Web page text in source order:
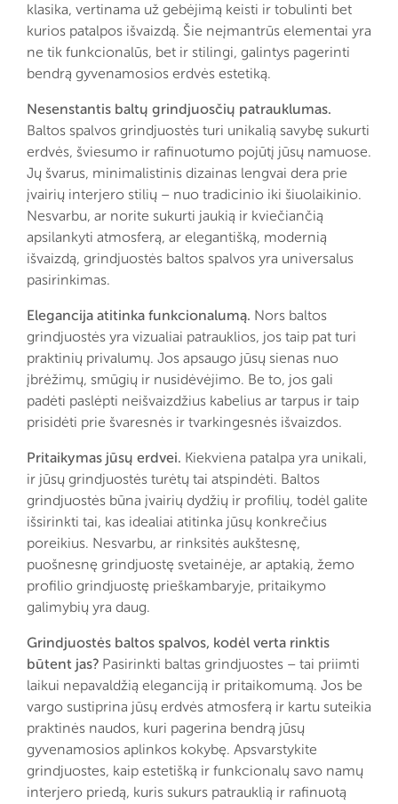
klasika, vertinama už gebėjimą keisti ir tobulinti bet
kurios patalpos išvaizdą. Šie neįmantrūs elementai yra
ne tik funkcionalūs, bet ir stilingi, galintys pagerinti
bendrą gyvenamosios erdvės estetiką.
Nesenstantis baltų grindjuosčių patrauklumas.
Baltos spalvos grindjuostės turi unikalią savybę sukurti
erdvės, šviesumo ir rafinuotumo pojūtį jūsų namuose.
Jų švarus, minimalistinis dizainas lengvai dera prie
įvairių interjero stilių – nuo tradicinio iki šiuolaikinio.
Nesvarbu, ar norite sukurti jaukią ir kviečiančią
apsilankyti atmosferą, ar elegantišką, modernią
išvaizdą, grindjuostės baltos spalvos yra universalus
pasirinkimas.
Elegancija atitinka funkcionalumą. Nors baltos
grindjuostės yra vizualiai patrauklios, jos taip pat turi
praktinių privalumų. Jos apsaugo jūsų sienas nuo
įbrėžimų, smūgių ir nusidėvėjimo. Be to, jos gali
padėti paslėpti neišvaizdžius kabelius ar tarpus ir taip
prisidėti prie švaresnės ir tvarkingesnės išvaizdos.
Pritaikymas jūsų erdvei. Kiekviena patalpa yra unikali,
ir jūsų grindjuostės turėtų tai atspindėti. Baltos
grindjuostės būna įvairių dydžių ir profilių, todėl galite
išsirinkti tai, kas idealiai atitinka jūsų konkrečius
poreikius. Nesvarbu, ar rinksitės aukštesnę,
puošnesnę grindjuostę svetainėje, ar aptakią, žemo
profilio grindjuostę prieškambaryje, pritaikymo
galimybių yra daug.
Grindjuostės baltos spalvos, kodėl verta rinktis
būtent jas? Pasirinkti baltas grindjuostes – tai priimti
laikui nepavaldžią eleganciją ir pritaikomumą. Jos be
vargo sustiprina jūsų erdvės atmosferą ir kartu suteikia
praktinės naudos, kuri pagerina bendrą jūsų
gyvenamosios aplinkos kokybę. Apsvarstykite
grindjuostes, kaip estetišką ir funkcionalų savo namų
interjero priedą, kuris sukurs patrauklią ir rafinuotą